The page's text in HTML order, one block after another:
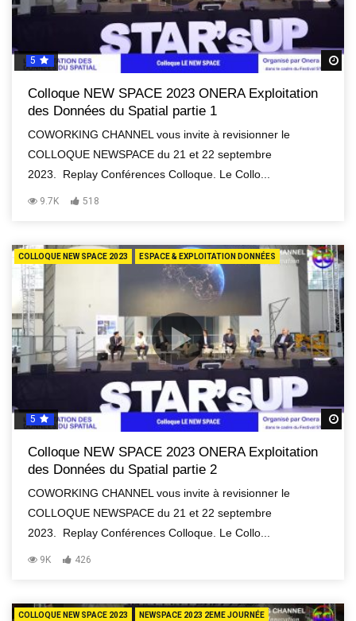
5
Colloque NEW SPACE 2023 ONERA Exploitation
des Données du Spatial partie 1
COWORKING CHANNEL vous invite à revisionner le
COLLOQUE NEWSPACE du 21 et 22 septembre
2023. Replay Conférences Colloque. Le Collo...
9.7K 518
COLLOQUE NEW SPACE 2023 ESPACE & EXPLOITATION DONNÉES
5
Colloque NEW SPACE 2023 ONERA Exploitation
des Données du Spatial partie 2
COWORKING CHANNEL vous invite à revisionner le
COLLOQUE NEWSPACE du 21 et 22 septembre
2023. Replay Conférences Colloque. Le Collo...
9K 426
COLLOQUE NEW SPACE 2023 NEWSPACE 2023 2EME JOURNÉE